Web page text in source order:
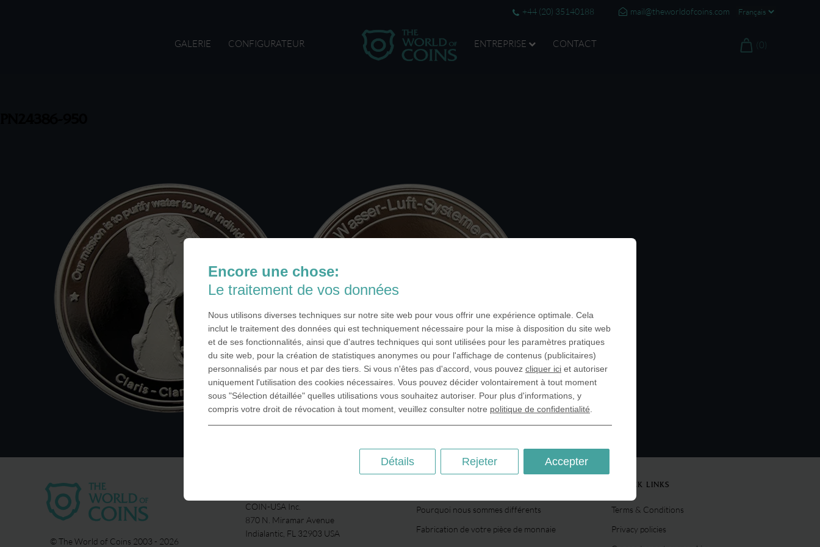
mail@theworldofcoins.com
+44 (20) 35140188
GALERIE CONFIGURATEUR ENTREPRISE CONTACT (0)
© The World of Coins 2003 - 2026
COIN-USA Inc.
870 N. Miramar Avenue
Indialantic, FL 32903 USA
Pourquoi nous sommes différents
Fabrication de votre pièce de monnaie
QUICK LINKS
Terms & Conditions
Privacy policies
Encore une chose:
Le traitement de vos données
Nous utilisons diverses techniques sur notre site web pour vous offrir une expérience optimale. Cela
inclut le traitement des données qui est techniquement nécessaire pour la mise à disposition du site web
et de ses fonctionnalités, ainsi que d'autres techniques qui sont utilisées pour les paramètres pratiques
du site web, pour la création de statistiques anonymes ou pour l'affichage de contenus (publicitaires)
personnalisés par nous et par des tiers. Si vous n'êtes pas d'accord, vous pouvez cliquer ici et autoriser
uniquement l'utilisation des cookies nécessaires. Vous pouvez décider volontairement à tout moment
sous "Sélection détaillée" quelles utilisations vous souhaitez autoriser. Pour plus d'informations, y
compris votre droit de révocation à tout moment, veuillez consulter notre politique de confidentialité
Accepter
Rejeter
Détails